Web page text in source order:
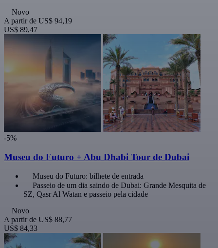
Novo
A partir de US$ 94,19
US$ 89,47
-5%
Museu do Futuro + Abu Dhabi Tour de Dubai
Museu do Futuro: bilhete de entrada
Passeio de um dia saindo de Dubai: Grande Mesquita de
SZ, Qasr Al Watan e passeio pela cidade
Novo
A partir de US$ 88,77
US$ 84,33